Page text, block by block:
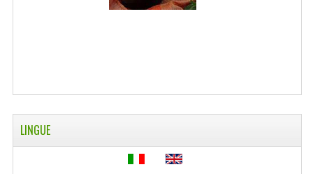
PINTEREST
LINGUE